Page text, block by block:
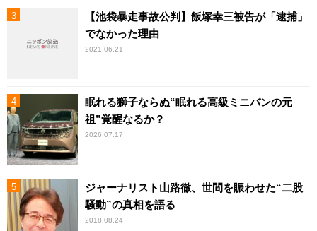
【池袋暴走事故公判】飯塚幸三被告が「逮捕」
でなかった理由
2021.06.21
眠れる獅子ならぬ“眠れる高級ミニバンの元
祖”覚醒なるか？
2026.07.17
ジャーナリスト山路徹、世間を賑わせた“二股
騒動”の真相を語る
2018.08.24